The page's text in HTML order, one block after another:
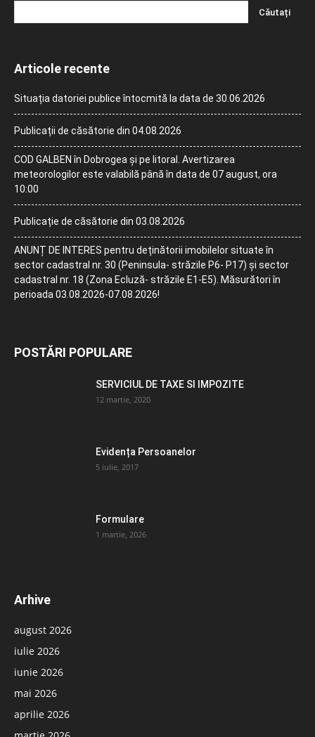
Articole recente
Situația datoriei publice întocmită la data de 30.06.2026
Publicații de căsătorie din 04.08.2026
COD GALBEN în Dobrogea și pe litoral. Avertizarea
meteorologilor este valabilă până în data de 07 august, ora
10:00
Publicație de căsătorie din 03.08.2026
ANUNȚ DE INTERES pentru deținătorii imobilelor situate în
sector cadastral nr. 30 (Peninsula- străzile P6- P17) și sector
cadastral nr. 18 (Zona Ecluză- străzile E1-E5). Măsurători în
perioada 03.08.2026-07.08.2026!
POSTĂRI POPULARE
SERVICIUL DE TAXE SI IMPOZITE
12 martie, 2020
Evidența Persoanelor
5 iulie, 2017
Formulare
1 martie, 2026
Arhive
august 2026
iulie 2026
iunie 2026
mai 2026
aprilie 2026